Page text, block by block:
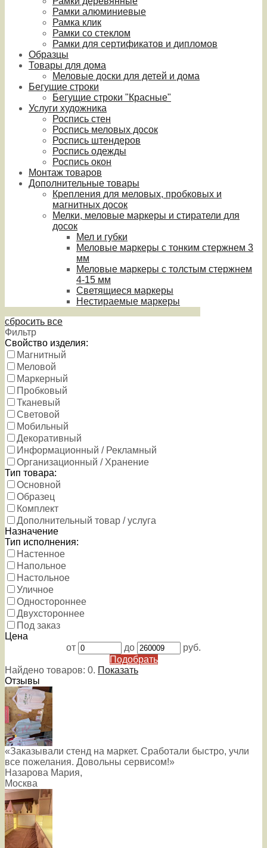
Рамки алюминиевые
Рамка клик
Рамки со стеклом
Рамки для сертификатов и дипломов
Образцы
Товары для дома
Меловые доски для детей и дома
Бегущие строки
Бегущие строки "Красные"
Услуги художника
Роспись стен
Роспись меловых досок
Роспись штендеров
Роспись одежды
Роспись окон
Монтаж товаров
Дополнительные товары
Крепления для меловых, пробковых и
магнитных досок
Мелки, меловые маркеры и стиратели для
досок
Мел и губки
Меловые маркеры с тонким стержнем 3
мм
Меловые маркеры с толстым стержнем
4-15 мм
Светящиеся маркеры
Нестираемые маркеры
сбросить все
Фильтр
Свойство изделия:
Магнитный
Меловой
Маркерный
Пробковый
Тканевый
Световой
Мобильный
Декоративный
Информационный / Рекламный
Организационный / Хранение
Тип товара:
Основной
Образец
Комплект
Дополнительный товар / услуга
Назначение
Тип исполнения:
Настенное
Напольное
Настольное
Уличное
Одностороннее
Двухстороннее
Под заказ
Цена
от
до
руб.
Подобрать
Найдено товаров: 0. Показать
Отзывы
«Заказывали стенд на маркет. Сработали быстро, учли
все пожелания. Довольны сервисом!»
Назарова Мария,
Москва